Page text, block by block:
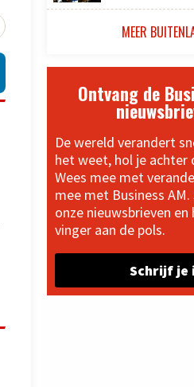
MEER
Ontvang de
De wereld verandert
het weet, hol je achter
Wees mee met
mee met Business
onze nieuwsbrieven en
vinger aan de pols.
Schrijf je